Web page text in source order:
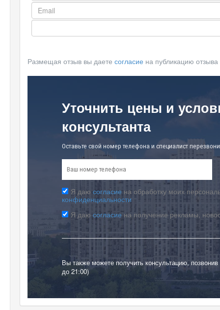
Размещая отзыв вы даете согласие на публикацию отзыва
Уточнить цены и
консультанта
Оставьте свой номер телефона и специалист
Я даю согласиена обработку моих
конфиденциальности
Я даю согласиена получение рекламы,
Вы также можете получить консультацию,
до 21:00)